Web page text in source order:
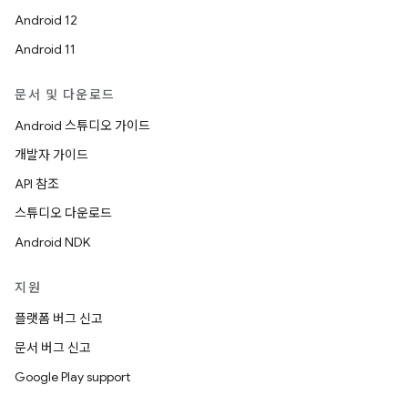
Android 12
Android 11
문서 및 다운로드
Android 스튜디오 가이드
개발자 가이드
API 참조
스튜디오 다운로드
Android NDK
지원
플랫폼 버그 신고
문서 버그 신고
Google Play support